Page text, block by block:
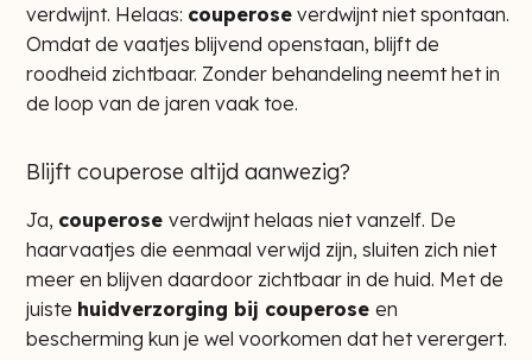
verdwijnt. Helaas: couperose verdwijnt niet spontaan.
Omdat de vaatjes blijvend openstaan, blijft de
roodheid zichtbaar. Zonder behandeling neemt het in
de loop van de jaren vaak toe.
Blijft couperose altijd aanwezig?
Ja, couperose verdwijnt helaas niet vanzelf. De
haarvaatjes die eenmaal verwijd zijn, sluiten zich niet
meer en blijven daardoor zichtbaar in de huid. Met de
juiste huidverzorging bij couperose en
bescherming kun je wel voorkomen dat het verergert.